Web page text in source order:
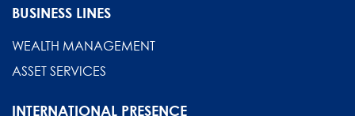
BUSINESS LINES
WEALTH MANAGEMENT
ASSET SERVICES
INTERNATIONAL PRESENCE